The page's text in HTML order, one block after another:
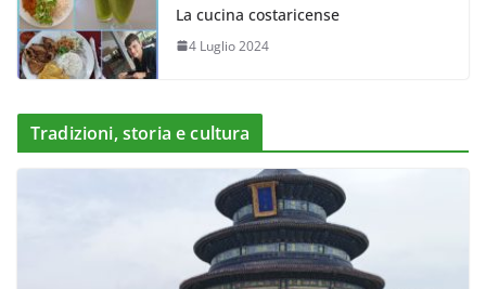
La cucina costaricense
4 Luglio 2024
Tradizioni, storia e cultura